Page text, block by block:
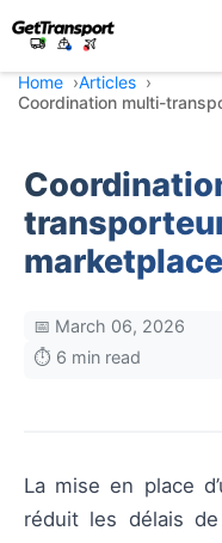
Home
Articles
Coordination multi-
📅 March 06, 2026
⏱️ 6 min read
La mise en place
réduit les délais